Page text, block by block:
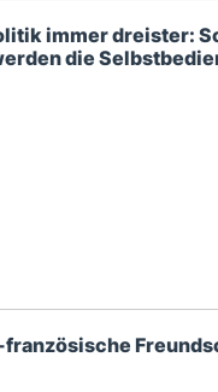
immer dreister:
die